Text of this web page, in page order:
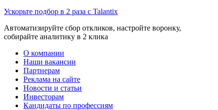
Ускорьте подбор в 2 раза с Talantix
Автоматизируйте сбор откликов, настройте воронку,
собирайте аналитику в 2 клика
О компании
Наши вакансии
Партнерам
Реклама на сайте
Новости и статьи
Инвесторам
Кандидаты по профессиям